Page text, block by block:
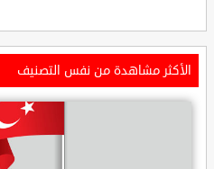
الأكثر مشاهدة من نفس التصنيف